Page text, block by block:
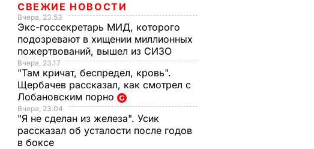
СВЕЖИЕ НОВОСТИ
Вчера, 23.53
Экс-госсекретарь МИД, которого
подозревают в хищении миллионных
пожертвований, вышел из СИЗО
Вчера, 23.17
"Там кричат, беспредел, кровь".
Щербачев рассказал, как смотрел с
Лобановским порно
Вчера, 23.04
"Я не сделан из железа". Усик
рассказал об усталости после годов
в боксе